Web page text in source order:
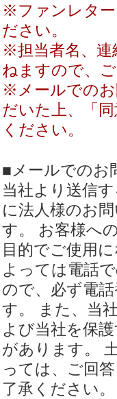
※ファンレター
ださい。
※担当者名、連
ねますので、
※メールでのお
だいた上、「
ください。
■メールでのお
当社より送信
に法人様のお
す。 お客様へ
目的でご使用
よっては電話
ので、必ず電
す。 また、当
よび当社を保
があります。
っては、ご回
了承ください。